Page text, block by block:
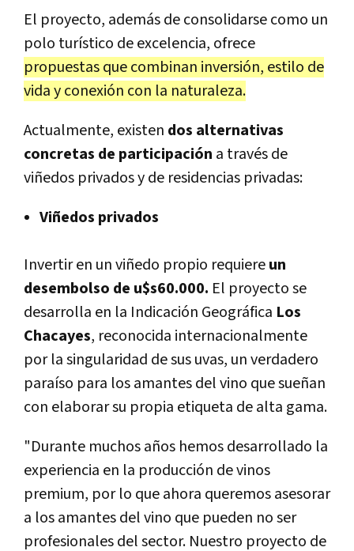
El proyecto, además de consolidarse como un
polo turístico de excelencia, ofrece
propuestas que combinan inversión, estilo de
vida y conexión con la naturaleza.
Actualmente, existen dos alternativas
concretas de participación a través de
viñedos privados y de residencias privadas:
Viñedos privados
Invertir en un viñedo propio requiereun
desembolso de u$s60.000. El proyecto se
desarrolla en la Indicación Geográfica Los
Chacayes, reconocida internacionalmente
por la singularidad de sus uvas, un verdadero
paraíso para los amantes del vino que sueñan
con elaborar su propia etiqueta de alta gama.
"Durante muchos años hemos desarrollado la
experiencia en la producción de vinos
premium, por lo que ahora queremos asesorar
a los amantes del vino que pueden no ser
profesionales del sector. Nuestro proyecto de